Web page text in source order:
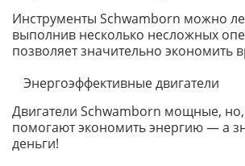
Инструменты Schwamborn можно
выполнив несколько несложных
позволяет значительно экономить
Энергоэффективные двигатели
Двигатели Schwamborn мощные, но,
помогают экономить энергию — а
деньги!